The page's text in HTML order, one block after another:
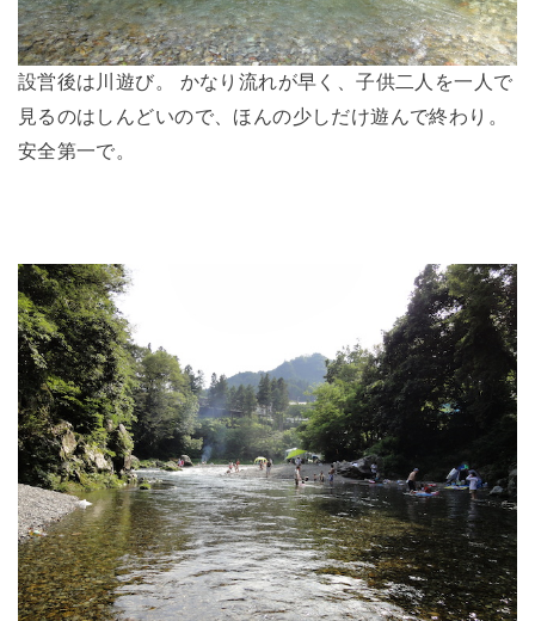
設営後は川遊び。 かなり流れが早く、子供二人を一人で
見るのはしんどいので、ほんの少しだけ遊んで終わり。
安全第一で。